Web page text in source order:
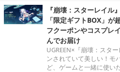
『崩壊：スターレイル
「限定ギフトBOX」が
フクーポンやコスプレ
んでお届け
UGREEN×『崩壊：スタ
ンされていて美しい！モ
ど、ゲームと一緒に使い